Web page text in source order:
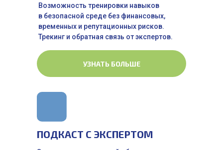
Возможность тренировки навыков
в безопасной среде без финансовых,
временных и репутационных рисков.
Трекинг и обратная связь от экспертов.
УЗНАТЬ БОЛЬШЕ
ПОДКАСТ С ЭКСПЕРТОМ